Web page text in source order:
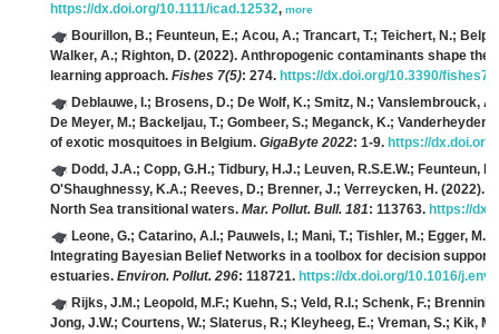
https://dx.doi.org/10.1111/icad.12532, more
Bourillon, B.; Feunteun, E.; Acou, A.; Trancart, T.; Teichert, N.;
Walker, A.; Righton, D. (2022). Anthropogenic contaminants shape the
learning approach. Fishes 7(5): 274. https://dx.doi.org/10.3390/
Deblauwe, I.; Brosens, D.; De Wolf, K.; Smitz, N.; Vanslembrouck,
De Meyer, M.; Backeljau, T.; Gombeer, S.; Meganck, K.; Vanderheyden,
of exotic mosquitoes in Belgium. GigaByte 2022: 1-9. https://
Dodd, J.A.; Copp, G.H.; Tidbury, H.J.; Leuven, R.S.E.W.; Feunteun,
O'Shaughnessy, K.A.; Reeves, D.; Brenner, J.; Verreycken, H. (2022).
North Sea transitional waters. Mar. Pollut. Bull. 181: 113763. https://
Leone, G.; Catarino, A.I.; Pauwels, I.; Mani, T.; Tishler, M.; Egger,
Integrating Bayesian Belief Networks in a toolbox for decision
estuaries. Environ. Pollut. 296: 118721. https://dx.doi.org/10.1016/
Rijks, J.M.; Leopold, M.F.; Kuehn, S.; Veld, R.I.; Schenk, F.;
Jong, J.W.; Courtens, W.; Slaterus, R.; Kleyheeg, E.; Vreman, S.; Kik,